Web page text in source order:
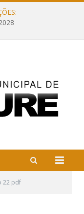
22 pdf